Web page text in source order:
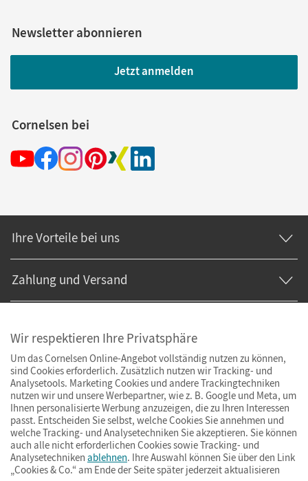
Newsletter abonnieren
Jetzt anmelden
Cornelsen bei
Ihre Vorteile bei uns
Zahlung und Versand
Wir respektieren Ihre Privatsphäre
Um das Cornelsen Online-Angebot vollständig nutzen zu können,
sind Cookies erforderlich. Zusätzlich nutzen wir Tracking- und
Analysetools. Marketing Cookies und andere Trackingtechniken
nutzen wir und unsere Werbepartner, wie z. B. Google und Meta, um
Ihnen personalisierte Werbung anzuzeigen, die zu Ihren Interessen
passt. Entscheiden Sie selbst, welche Cookies Sie annehmen und
welche Tracking- und Analysetechniken Sie akzeptieren. Sie können
auch alle nicht erforderlichen Cookies sowie Tracking- und
Analysetechniken ablehnen. Ihre Auswahl können Sie über den Link
„Cookies & Co.“ am Ende der Seite später jederzeit aktualisieren